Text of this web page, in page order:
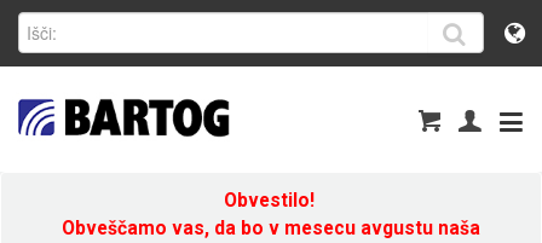
Obvestilo!
Obveščamo vas, da bo v mesecu avgustu naša